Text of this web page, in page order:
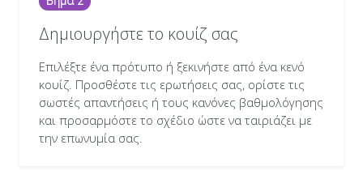
Δημιουργήστε το κουίζ σας
Επιλέξτε ένα πρότυπο ή ξεκινήστε από ένα κενό
κουίζ. Προσθέστε τις ερωτήσεις σας, ορίστε τις
σωστές απαντήσεις ή τους κανόνες βαθμολόγησης
και προσαρμόστε το σχέδιο ώστε να ταιριάζει με
την επωνυμία σας.